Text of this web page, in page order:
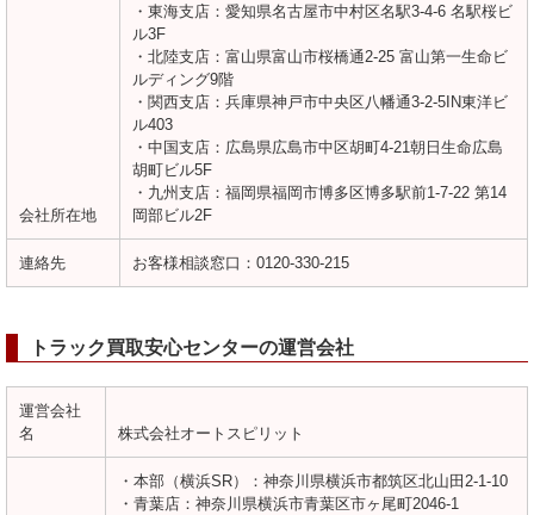
会社所在地
・東海支店：愛知県名古屋市中村区名駅3-4-6 名駅桜ビ
ル3F
・北陸支店：富山県富山市桜橋通2-25 富山第一生命ビ
ルディング9階
・関西支店：兵庫県神戸市中央区八幡通3-2-5IN東洋ビ
ル403
・中国支店：広島県広島市中区胡町4-21朝日生命広島
胡町ビル5F
・九州支店：福岡県福岡市博多区博多駅前1-7-22 第14
岡部ビル2F
連絡先 お客様相談窓口：0120-330-215
トラック買取安心センターの運営会社
運営会社
名
株式会社オートスピリット
・本部（横浜SR）：神奈川県横浜市都筑区北山田2-1-10
・青葉店：神奈川県横浜市青葉区市ヶ尾町2046-1